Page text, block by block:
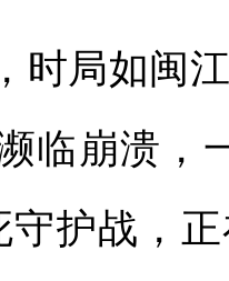
局如闽江
临崩溃，
护战，